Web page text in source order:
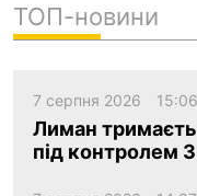
ТОП-новини
7 серпня 2026 15:06
Лиман
під контролем